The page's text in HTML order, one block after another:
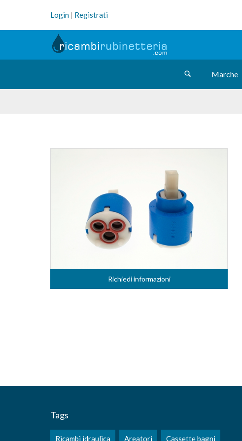
Login | Registrati
Marche
Richiedi informazioni
Tags
Ricambi idraulica Areatori Cassette bagni